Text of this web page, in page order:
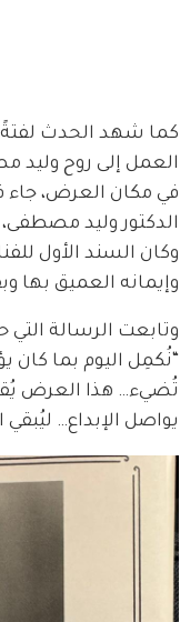
كما شهد الحدث
العمل إلى روح
في مكان العرض، جاء
الدكتور وليد مصطفى،
وكان السند الأول
وإيمانه العميق بها
وتابعت الرسالة التي
“نُكمِل اليوم بما كان
تُضيء… هذا العرض
يواصل الإبداع… ليُبقي